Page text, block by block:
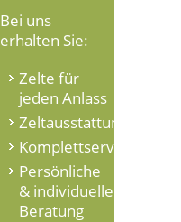
Bei uns
erhalten Sie:
Zelte für
jeden Anlass
Zeltausstattung
Komplettservice
Persönliche
& individuelle
Beratung